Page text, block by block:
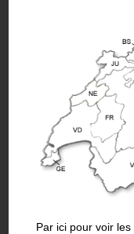
Par ici pour voir les